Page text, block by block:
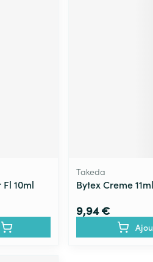
10ml
Takeda
Bytex Creme 11ml
9,94 €